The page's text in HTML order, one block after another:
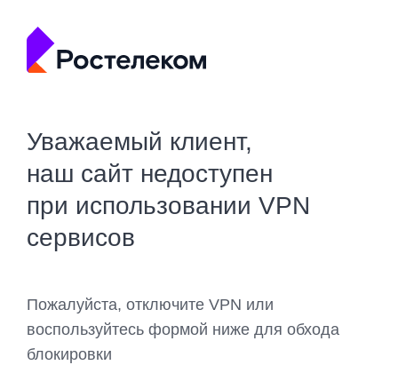
Уважаемый клиент,
наш сайт недоступен
при использовании VPN
сервисов
Пожалуйста, отключите VPN или
воспользуйтесь формой ниже для обхода
блокировки